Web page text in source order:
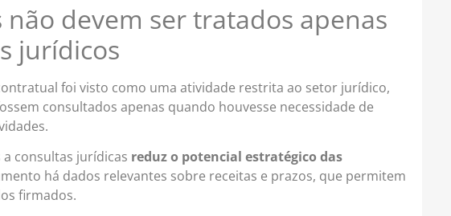
devem ser tratados apenas
jurídicos
foi visto como uma atividade restrita ao setor jurídico,
consultados apenas quando houvesse necessidade de
consultas jurídicas reduz o potencial estratégico das
há dados relevantes sobre receitas e prazos, que permitem
firmados.